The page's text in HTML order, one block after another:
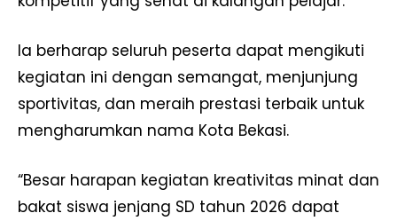
Ia berharap seluruh peserta dapat mengikuti
kegiatan ini dengan semangat, menjunjung
sportivitas, dan meraih prestasi terbaik untuk
mengharumkan nama Kota Bekasi.
“Besar harapan kegiatan kreativitas minat dan
bakat siswa jenjang SD tahun 2026 dapat